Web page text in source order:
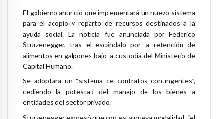
El gobierno anunció que implementará un nuevo sistema
para el acopio y reparto de recursos destinados a la
ayuda social. La noticia fue anunciada por Federico
Sturzenegger, tras el escándalo por la retención de
alimentos en galpones bajo la custodia del Ministerio de
Capital Humano.
Se adoptará un “sistema de contratos contingentes”,
cediendo la potestad del manejo de los bienes a
entidades del sector privado.
Sturzenegger expresó que con esta nueva modalidad, “el